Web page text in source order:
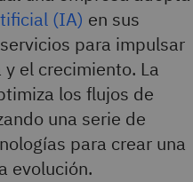
(IA) en sus
para impulsar
el crecimiento. La
los flujos de
una serie de
para crear una
evolución.